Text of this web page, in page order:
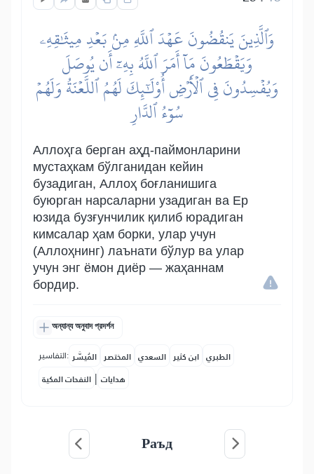
وَٱلَّذِينَ يَنقُضُونَ عَهۡدَ ٱللَّهِ مِنۢ بَعۡدِ مِيثَٰقِهِۦ
وَيَقۡطَعُونَ مَآ أَمَرَ ٱللَّهُ بِهِۦٓ أَن يُوصَلَ
وَيُفۡسِدُونَ فِي ٱلۡأَرۡضِ أُوْلَٰٓئِكَ لَهُمُ ٱللَّعۡنَةُ وَلَهُمۡ
سُوٓءُ ٱلدَّارِ
Аллоҳга берган аҳд-паймонларини
мустаҳкам бўлганидан кейин
бузадиган, Аллоҳ боғланишига
буюрган нарсаларни узадиган ва Ер
юзида бузғунчилик қилиб юрадиган
кимсалар ҳам борки, улар учун
(Аллоҳнинг) лаънати бўлур ва улар
учун энг ёмон диёр — жаҳаннам
бордир.
অন্যান্য অনুবাদ প্রদর্শন
التفاسير: المُيسَّر المختصر السعدي ابن كثير الطبري
النفحات المكية | هدايات
Раъд